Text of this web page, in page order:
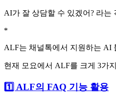
AI가 잘 상담할 수 있겠어? 라는
*
ALF는 채널톡에서 지원하는 AI
현재 모요에서 ALF를 크게 3가
1️⃣ ALF의 FAQ 기능 활용